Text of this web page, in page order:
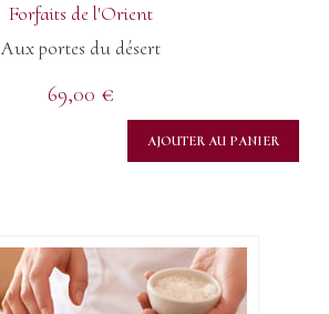
Forfaits de l'Orient
Aux portes du désert
69,00 €
AJOUTER AU PANIER